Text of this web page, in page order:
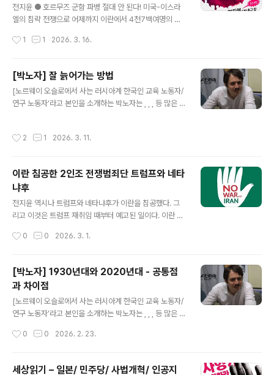
아들이면서 '정신승리'로 전쟁을 중단하는 것이다. 또 하나
는 전쟁을 지속하거나 확전하면서 더 큰 손실과 패배를 불
택지는 존재하지 않았다. 두 번째 선택은 당장의 개망신은
전지윤 ● 호르무즈 군함 파병 절대 안 된다! 미국-이스라
엘의 침략 전쟁으로 어제까지 이란에서 4천7백여명의 사
병원, 36개 학교, 98개 주거 건물이 파괴됐다고 한다. 이
와 네타냐후의 더러운 뒤를 닦아주는 똘마니가 아니기 때
문이다. 더구나 호르무즈를 통과할 다른 대안이 있다.* 이
란은 '미국과 이스라엘 외교관 추방하면 된다'고 한다.* '달
러가 아니라 위안화로 결제하면 허락한다'고 한다.* 인도는
페인 총리의 말이 전적으로 옳다. "세상에 불을 지르고는
1 1 2026. 3. 16.
[박노자] 잘 늙어가는 방법
[노르웨이 오슬로에서 사는 러시아계 한국인 교육 노동자/
연구 노동자’라고 본인을 소개하는 박노자는 , , , 등 많은 책
수 있도록 허락해 준 것에 정말 감사드린다.] 최근에 "엡스
나타내는 서신 왕래나, 엡스틴 범죄 행위의 여성 피해자들
의 항의를 희화화하는 촘스키의 편지 등을 봤을 때에는, 저
는 그다지 놀라지 않았습니다. 꼭 촘스키만이 뿐만 아니라
이 정도의 "명망가"의 위치에 오른 아마도 대다수의 사람들
2 1 2026. 3. 11.
이란 침공한 2인조 전쟁범죄단 트럼프와 네타
냐후
전지윤 역시나 트럼프와 네타냐후가 이란을 침공했다. 그
리고 이것은 트럼프 재취임 때부터 예고된 일이다. 이란 침
냐후가 '역사상 최고의 이스라엘의 친구'라고 부른 트럼프
성공으로 오만해진 트럼프는 항공모함, 전폭기들을 잔뜩
가져와 포위하면 이란이 알아서 백기투항하며 무릎꿇을지
모른다고 기대했다. 그러나 이란은 '당장 맞아 죽을래, 천천
히 말라 죽을래'라는 양자택일 속에서 그 어떤 것도 선택하
기 어려웠다. 막상 전쟁을 코앞에 두고 트럼프는 괴로웠을
고, 폭격만으로 단기간에 끝날 전쟁이 아니다. 이란의 군사
0 0 2026. 3. 1.
[박노자] 1930년대와 2020년대 - 공통점
과 차이점
[노르웨이 오슬로에서 사는 러시아계 한국인 교육 노동자/
연구 노동자’라고 본인을 소개하는 박노자는 , , , 등 많은 책
naver.com/vladimir_tikhonov)을 다시 옮겨서 실을
대를 1930년대의 '극단의 시대'(에릭 홉스범)에 비유하는
0 0 2026. 2. 23.
세상읽기 – 일본/ 민주당/ 사법개혁/ 인공지